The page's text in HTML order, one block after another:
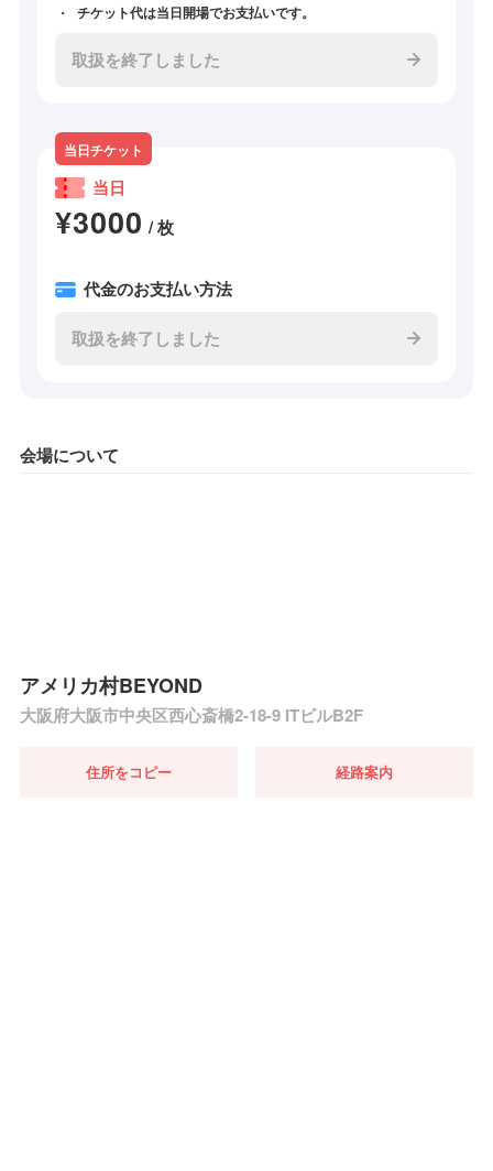
チケット代は当日開場でお支払いです。
取扱を終了しました
当日チケット
当日
¥3000 / 枚
代金のお支払い方法
取扱を終了しました
会場について
アメリカ村BEYOND
大阪府大阪市中央区西心斎橋2-18-9 ITビルB2F
住所をコピー 経路案内